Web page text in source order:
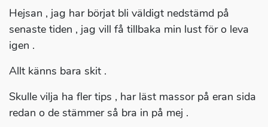
Hejsan , jag har börjat bli väldigt nedstämd på
senaste tiden , jag vill få tillbaka min lust för o leva
igen .
Allt känns bara skit .
Skulle vilja ha fler tips , har läst massor på eran sida
redan o de stämmer så bra in på mej .